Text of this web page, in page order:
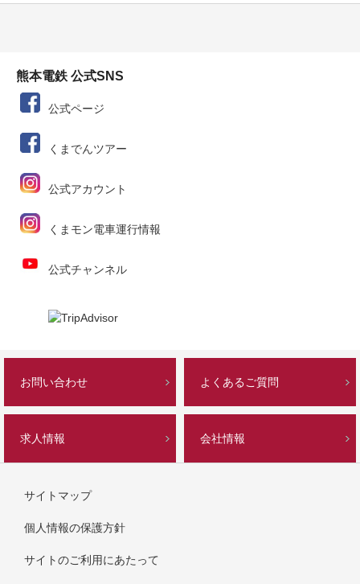
熊本電鉄 公式SNS
公式ページ
くまでんツアー
公式アカウント
くまモン電車運行情報
公式チャンネル
お問い合わせ よくあるご質問
求人情報 会社情報
サイトマップ
個人情報の保護方針
サイトのご利用にあたって